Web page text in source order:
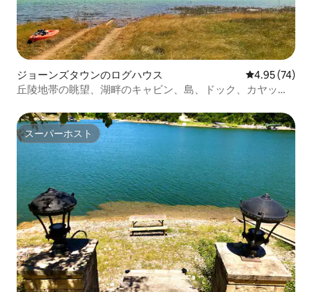
ジョーンズタウンのログハウス レビュー74
4.95 (74)
丘陵地帯の眺望、湖畔のキャビン、島、ドック、カヤッ
スーパーホスト
スーパーホスト